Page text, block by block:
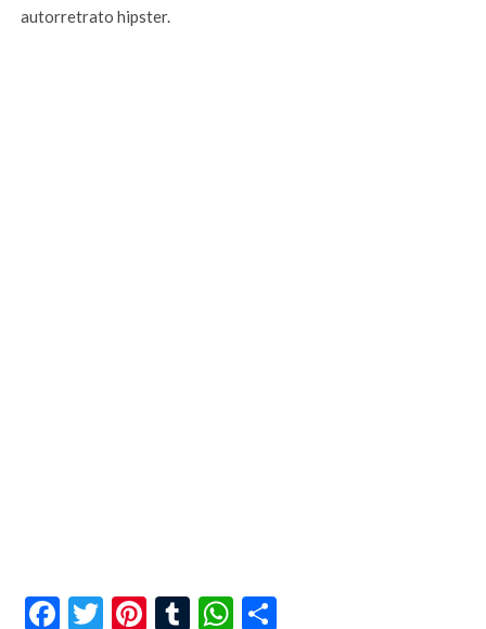
autorretrato hipster.
Facebook
Twitter
Pinterest
TumblrWhatsApp